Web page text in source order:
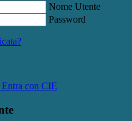
Nome Utente
Password
Entra con CIE